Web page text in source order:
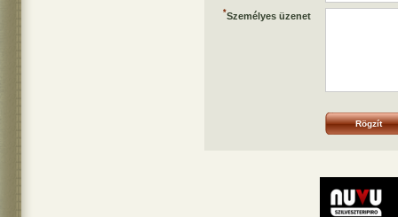
*Személyes üzenet
Rögzít